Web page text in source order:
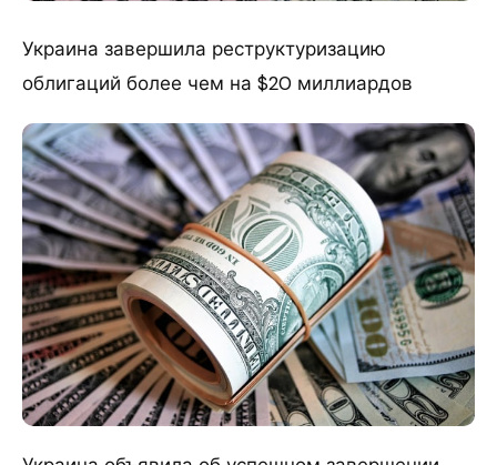
Украина завершила реструктуризацию
облигаций более чем на $20 миллиардов